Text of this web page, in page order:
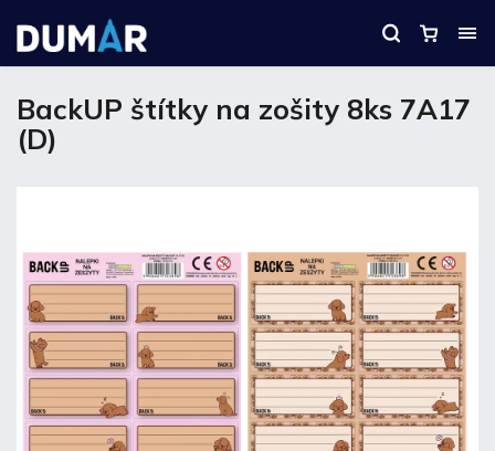
BackUP štítky na zošity 8ks 7A17
(D)